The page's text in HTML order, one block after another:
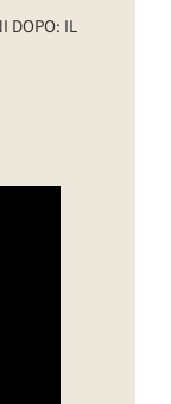
DOPO: IL